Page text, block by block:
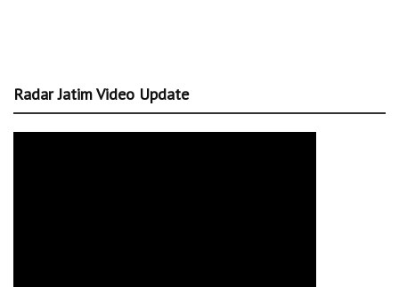
Radar Jatim Video Update